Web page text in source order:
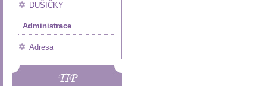
DUŠIČKY
Administrace
Adresa
TIP